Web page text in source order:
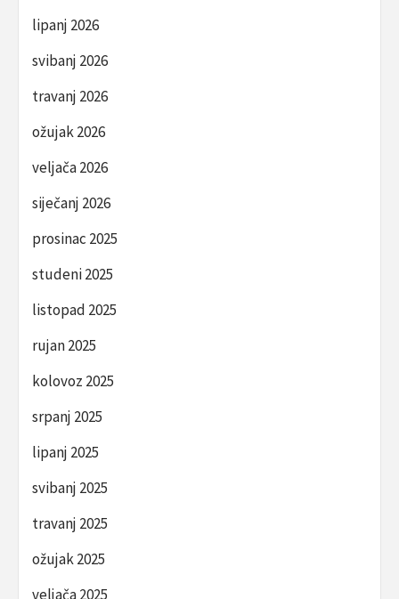
lipanj 2026
svibanj 2026
travanj 2026
ožujak 2026
veljača 2026
siječanj 2026
prosinac 2025
studeni 2025
listopad 2025
rujan 2025
kolovoz 2025
srpanj 2025
lipanj 2025
svibanj 2025
travanj 2025
ožujak 2025
veljača 2025